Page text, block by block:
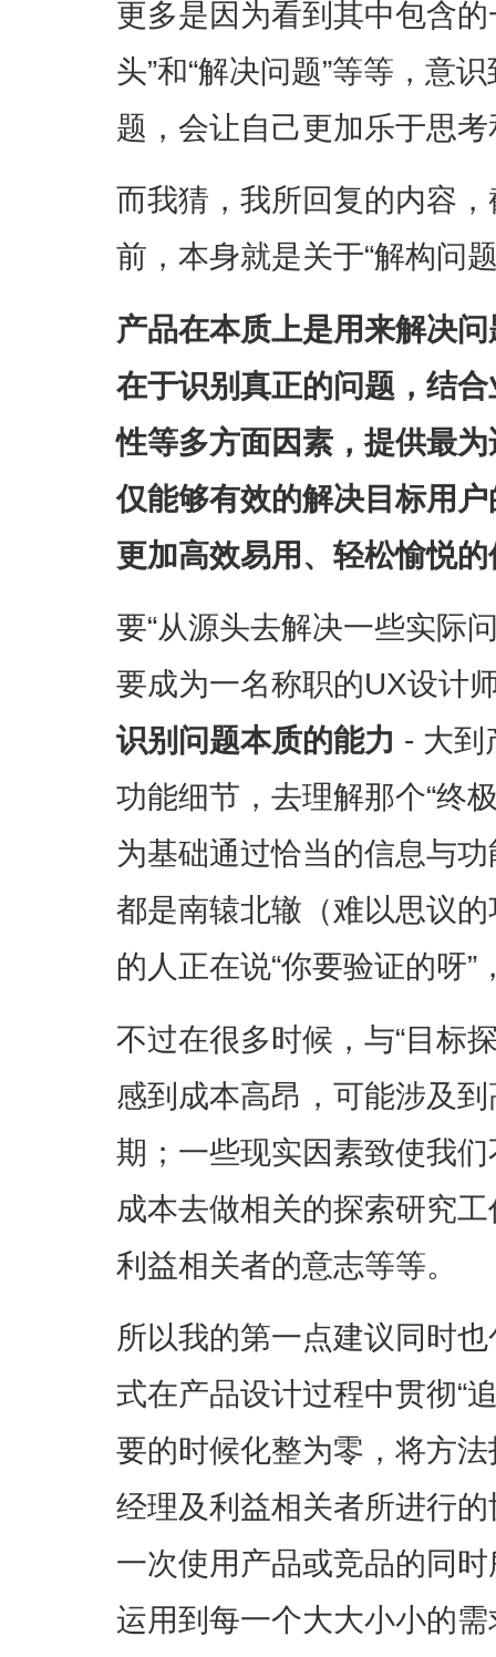
更多是因为看到其中包含
头”和“解决问题”等等，意
题，会让自己更加乐于思
而我猜，我所回复的内容
前，本身就是关于“解构问
产品在本质上是用来解决
在于识别真正的问题，结
性等多方面因素，提供最
仅能够有效的解决目标用
更加高效易用、轻松愉悦
要“从源头去解决一些实际
要成为一名称职的UX设计
识别问题本质的能力 - 大到
功能细节，去理解那个“终
为基础通过恰当的信息与
都是南辕北辙（难以思议
的人正在说“你要验证的呀
不过在很多时候，与“目标
感到成本高昂，可能涉及
期；一些现实因素致使我
成本去做相关的探索研究
利益相关者的意志等等。
所以我的第一点建议同时
式在产品设计过程中贯彻“
要的时候化整为零，将方
经理及利益相关者所进行
一次使用产品或竞品的同
运用到每一个大大小小的